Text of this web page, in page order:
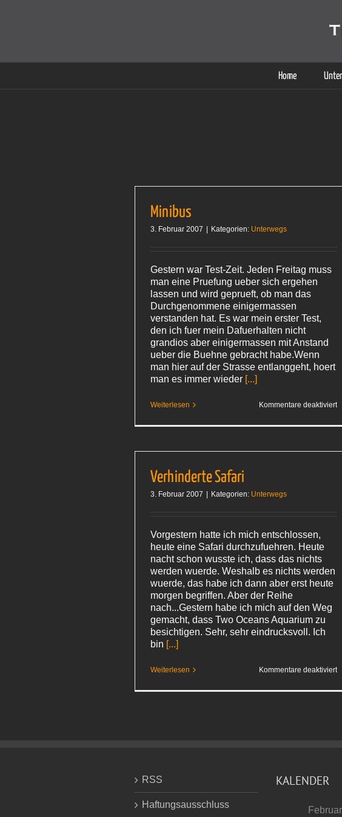
Home
Minibus
3. Februar 2007 Kategorien: Unterwegs
Gestern war Test-Zeit. Jeden Freitag muss
man eine Pruefung ueber sich ergehen
lassen und wird geprueft, ob man das
Durchgenommene einigermassen
verstanden hat. Es war mein erster Test,
den ich fuer mein Dafuerhalten nicht
grandios aber einigermassen mit Anstand
ueber die Buehne gebracht habe.Wenn
man hier auf der Strasse entlanggeht, hoert
man es immer wieder [...]
Weiterlesen Kommentare deaktiviertfür
Verhinderte Safari
3. Februar 2007 Kategorien: Unterwegs
Vorgestern hatte ich mich entschlossen,
heute eine Safari durchzufuehren. Heute
nacht schon wusste ich, dass das nichts
werden wuerde. Weshalb es nichts werden
wuerde, das habe ich dann aber erst heute
morgen begriffen. Aber der Reihe
nach...Gestern habe ich mich auf den Weg
gemacht, dass Two Oceans Aquarium zu
besichtigen. Sehr, sehr eindrucksvoll. Ich
bin [...]
Weiterlesen Kommentare deaktiviertfür
RSS
Haftungsausschluss
KALENDER
Cookies helfen auf auf dieser Seite bei der Bereitstellung der Dienste.